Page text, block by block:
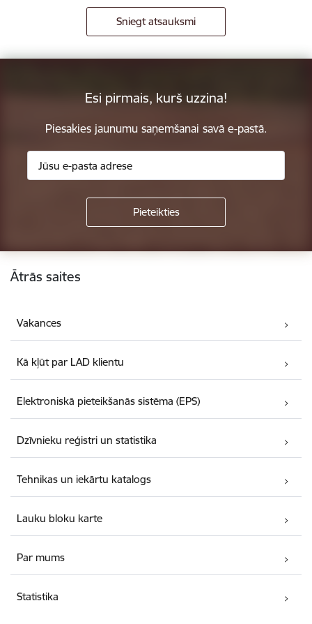
Sniegt atsauksmi
Esi pirmais, kurš uzzina!
Piesakies jaunumu saņemšanai savā e-pastā.
Kājene
Ātrās saites
Vakances
Kā kļūt par LAD klientu
Elektroniskā pieteikšanās sistēma (EPS)
Dzīvnieku reģistri un statistika
Tehnikas un iekārtu katalogs
Lauku bloku karte
Par mums
Statistika